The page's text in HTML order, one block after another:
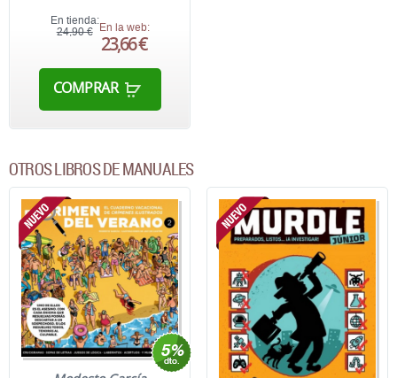
En tienda:
24,90 € En la web:
23,66 €
COMPRAR
OTROS LIBROS DE MANUALES